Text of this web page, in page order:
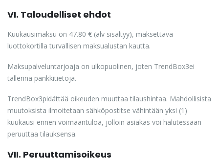
VI. Taloudelliset ehdot
Kuukausimaksu on 47.80 € (alv sisältyy), maksettava
luottokortilla turvallisen maksualustan kautta.
Maksupalveluntarjoaja on ulkopuolinen, joten TrendBox3ei
tallenna pankkitietoja.
TrendBox3pidättää oikeuden muuttaa tilaushintaa. Mahdollisista
muutoksista ilmoitetaan sähköpostitse vähintään yksi (1)
kuukausi ennen voimaantuloa, jolloin asiakas voi halutessaan
peruuttaa tilauksensa.
VII. Peruuttamisoikeus